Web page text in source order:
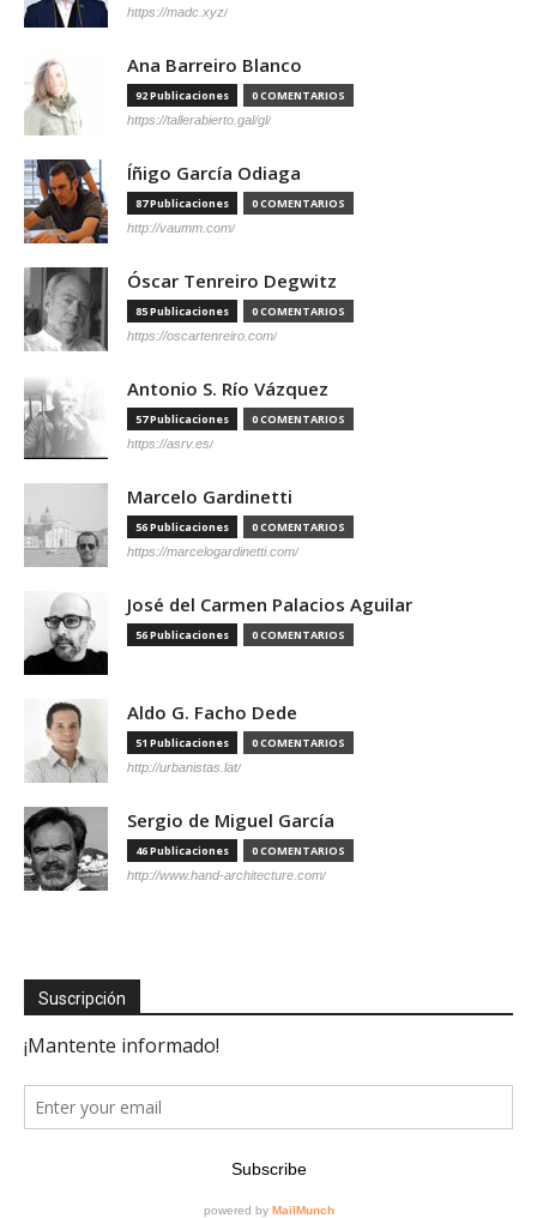
https://madc.xyz/
Ana Barreiro Blanco
92 Publicaciones 0 COMENTARIOS
https://tallerabierto.gal/gl/
Íñigo García Odiaga
87 Publicaciones 0 COMENTARIOS
http://vaumm.com/
Óscar Tenreiro Degwitz
85 Publicaciones 0 COMENTARIOS
https://oscartenreiro.com/
Antonio S. Río Vázquez
57 Publicaciones 0 COMENTARIOS
https://asrv.es/
Marcelo Gardinetti
56 Publicaciones 0 COMENTARIOS
https://marcelogardinetti.com/
José del Carmen Palacios Aguilar
56 Publicaciones 0 COMENTARIOS
Aldo G. Facho Dede
51 Publicaciones 0 COMENTARIOS
http://urbanistas.lat/
Sergio de Miguel García
46 Publicaciones 0 COMENTARIOS
http://www.hand-architecture.com/
Suscripción